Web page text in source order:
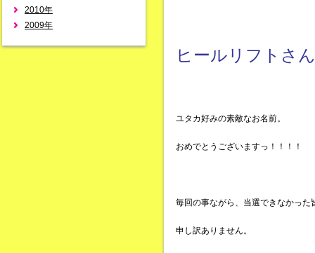
2010年
2009年
ヒールリフトさ
ユタカ好みの素敵なお名前。
おめでとうございますっ！！！！
毎回の事ながら、当選できなかった
申し訳ありません。